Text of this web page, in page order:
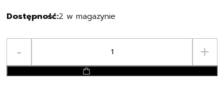
2 w magazynie
-
BABYBJORN
-
zabawka
+